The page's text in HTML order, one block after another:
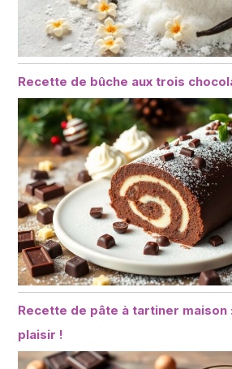
Recette de bûche aux trois
Recette de pâte à tartiner
plaisir !